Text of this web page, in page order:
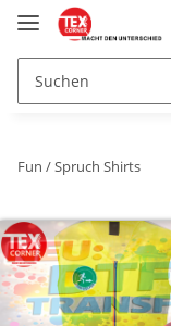
Fun / Spruch Shirts